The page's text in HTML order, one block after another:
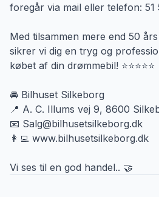
foregår via mail eller telefon: 51
Med tilsammen mere end 50
sikrer vi dig en tryg og
købet af din drømmebil! ⭐⭐⭐⭐⭐
🚘 Bilhuset Silkeborg
📍 A. C. Illums vej 9, 8600
📧 Salg@bilhusetsilkeborg.dk
👩‍💻 www.bilhusetsilkeborg.dk
Vi ses til en god handel.. 🤝